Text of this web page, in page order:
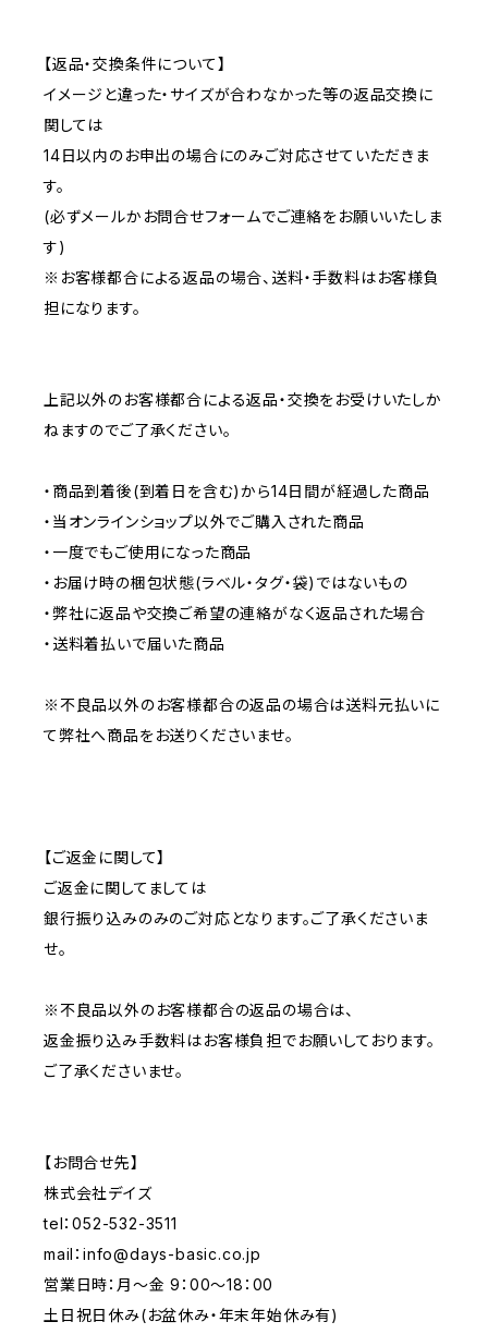
【返品・交換条件について】
イメージと違った・サイズが合わなかった等の返品交換に
関しては
14日以内のお申出の場合にのみご対応させていただきま
す。
(必ずメールかお問合せフォームでご連絡をお願いいたしま
す)
※お客様都合による返品の場合、送料・手数料はお客様負
担になります。
上記以外のお客様都合による返品・交換をお受けいたしか
ねますのでご了承ください。
・商品到着後(到着日を含む)から14日間が経過した商品
・当オンラインショップ以外でご購入された商品
・一度でもご使用になった商品
・お届け時の梱包状態(ラベル・タグ・袋)ではないもの
・弊社に返品や交換ご希望の連絡がなく返品された場合
・送料着払いで届いた商品
※不良品以外のお客様都合の返品の場合は送料元払いに
て弊社へ商品をお送りくださいませ。
【ご返金に関して】
ご返金に関してましては
銀行振り込みのみのご対応となります。ご了承くださいま
せ。
※不良品以外のお客様都合の返品の場合は、
返金振り込み手数料はお客様負担でお願いしております。
ご了承くださいませ。
【お問合せ先】
株式会社デイズ
tel：052-532-3511
mail： info@days-basic.co.jp
営業日時：月〜金 9：00～18：00
土日祝日休み(お盆休み・年末年始休み有)